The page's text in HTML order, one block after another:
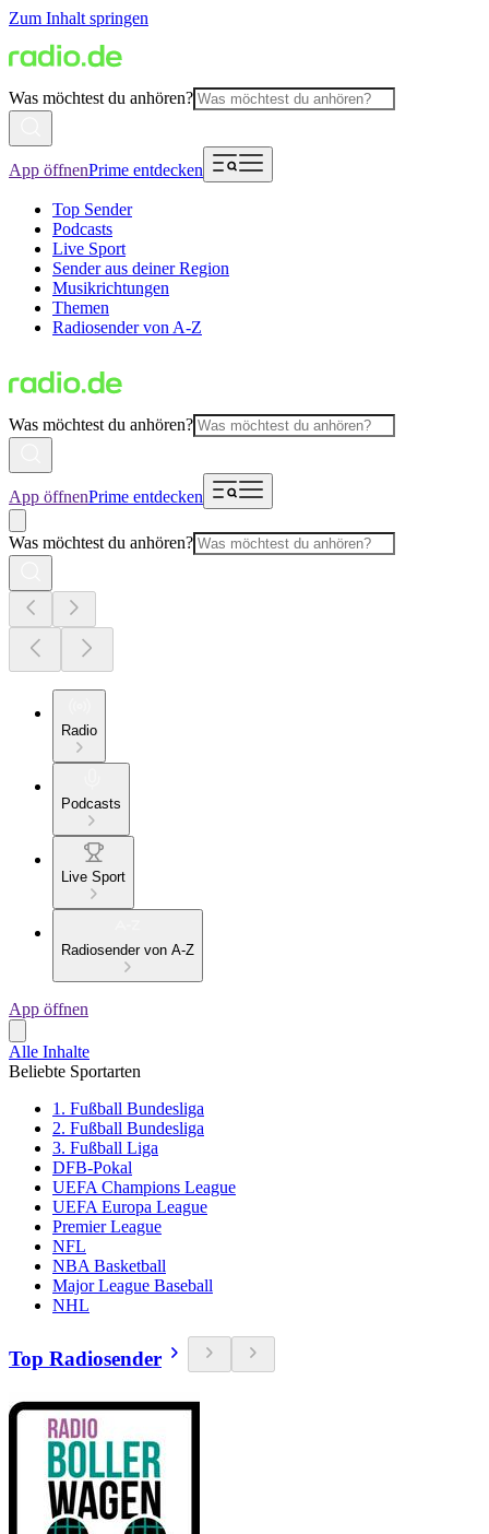
Zum Inhalt springen
Was möchtest du anhören?
App öffnenPrime entdecken
Top Sender
Podcasts
Live Sport
Sender aus deiner Region
Musikrichtungen
Themen
Radiosender von A-Z
Was möchtest du anhören?
App öffnenPrime entdecken
Was möchtest du anhören?
Radio
Podcasts
Live Sport
Radiosender von A-Z
App öffnen
Alle Inhalte
Beliebte Sportarten
1. Fußball Bundesliga
2. Fußball Bundesliga
3. Fußball Liga
DFB-Pokal
UEFA Champions League
UEFA Europa League
Premier League
NFL
NBA Basketball
Major League Baseball
NHL
Top Radiosender